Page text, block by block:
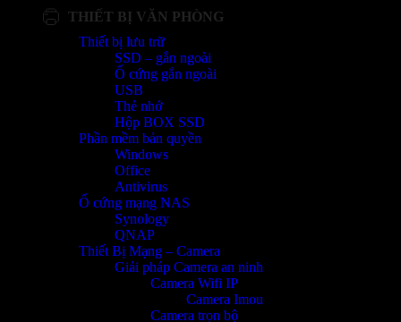
THIẾT BỊ VĂN PHÒNG
Thiết bị lưu trữ
SSD – gắn ngoài
Ổ cứng gắn ngoài
USB
Thẻ nhớ
Hộp BOX SSD
Phần mềm bản quyền
Windows
Office
Antivirus
Ổ cứng mạng NAS
Synology
QNAP
Thiết Bị Mạng – Camera
Giải pháp Camera an ninh
Camera Wifi IP
Camera Imou
Camera trọn bộ